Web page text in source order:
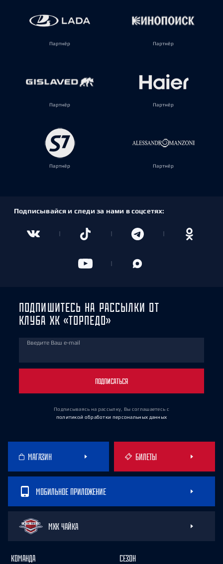
Партнёр Партнёр
Партнёр Партнёр
Партнёр Партнёр
Подписывайся и следи за нами в соцсетях:
ПОДПИШИТЕСЬ НА РАССЫЛКИ ОТ
КЛУБА ХК «ТОРПЕДО»
Введите Ваш e-mail
ПОДПИСАТЬСЯ
Подписываясь на рассылку, Вы соглашаетесь с
политикой обработки персональных данных
МАГАЗИН БИЛЕТЫ
МОБИЛЬНОЕ ПРИЛОЖЕНИЕ
МХК ЧАЙКА
КОМАНДА СЕЗОН